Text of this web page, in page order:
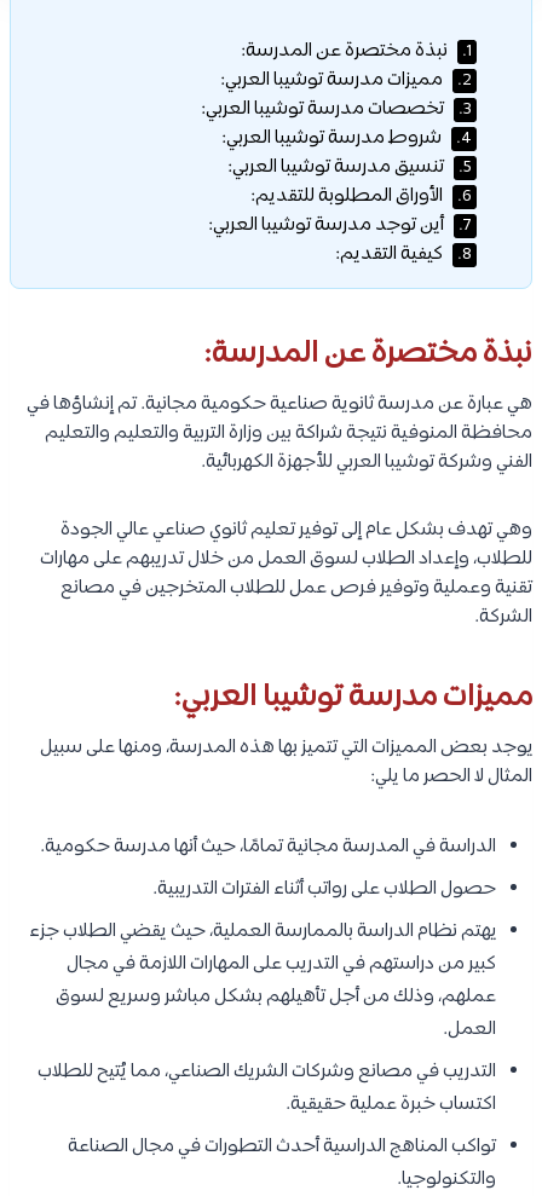
1. نبذة مختصرة عن المدرسة:
2. مميزات مدرسة توشيبا العربي:
3. تخصصات مدرسة توشيبا العربي:
4. شروط مدرسة توشيبا العربي:
5. تنسيق مدرسة توشيبا العربي:
6. الأوراق المطلوبة للتقديم:
7. أين توجد مدرسة توشيبا العربي:
8. كيفية التقديم:
نبذة مختصرة عن المدرسة:
هي عبارة عن مدرسة ثانوية صناعية حكومية مجانية. تم إنشاؤها في
محافظة المنوفية نتيجة شراكة بين وزارة التربية والتعليم والتعليم
الفني وشركة توشيبا العربي للأجهزة الكهربائية.
وهي تهدف بشكل عام إلى توفير تعليم ثانوي صناعي عالي الجودة
للطلاب، وإعداد الطلاب لسوق العمل من خلال تدريبهم على مهارات
تقنية وعملية وتوفير فرص عمل للطلاب المتخرجين في مصانع
الشركة.
مميزات مدرسة توشيبا العربي:
يوجد بعض المميزات التي تتميز بها هذه المدرسة، ومنها على سبيل
المثال لا الحصر ما يلي:
الدراسة في المدرسة مجانية تمامًا، حيث أنها مدرسة حكومية.
حصول الطلاب على رواتب أثناء الفترات التدريبية.
يهتم نظام الدراسة بالممارسة العملية، حيث يقضي الطلاب جزء
كبير من دراستهم في التدريب على المهارات اللازمة في مجال
عملهم، وذلك من أجل تأهيلهم بشكل مباشر وسريع لسوق
العمل.
التدريب في مصانع وشركات الشريك الصناعي، مما يُتيح للطلاب
اكتساب خبرة عملية حقيقية.
تواكب المناهج الدراسية أحدث التطورات في مجال الصناعة
والتكنولوجيا.